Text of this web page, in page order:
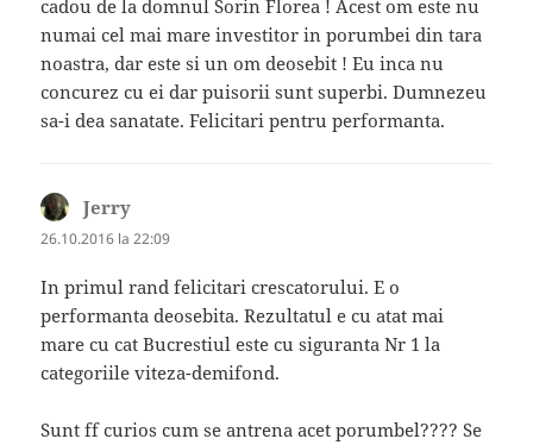
cadou de la domnul Sorin Florea ! Acest om este nu
numai cel mai mare investitor in porumbei din tara
noastra, dar este si un om deosebit ! Eu inca nu
concurez cu ei dar puisorii sunt superbi. Dumnezeu
sa-i dea sanatate. Felicitari pentru performanta.
Jerry
26.10.2016 la 22:09
In primul rand felicitari crescatorului. E o
performanta deosebita. Rezultatul e cu atat mai
mare cu cat Bucrestiul este cu siguranta Nr 1 la
categoriile viteza-demifond.
Sunt ff curios cum se antrena acet porumbel???? Se